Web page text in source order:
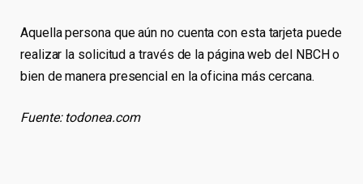
Aquella persona que aún no cuenta con esta tarjeta puede
realizar la solicitud a través de la página web del NBCH o
bien de manera presencial en la oficina más cercana.
Fuente: todonea.com